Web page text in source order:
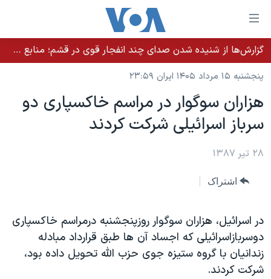
لینکهای
قابل
دسترسی
جهش
محتوای
اصلی
جهش
به
اصلی
به
جستجو
خانه
نسخه سبک وب‌سایت
موضوع ها
ایران
آمریکا
گزیده‌ها
ویژه برنامه‌ها
ویدیوها
برنامه های تلویزیونی
جدول برنامه ها
صفحه‌های ویژه
عملیات خشم حماسی
۲۵۰سالگی آمریکا
بایگانی برنامه‌های تلویزیونی
پخش رادیویی
یادگیری زبان انگلیسی
گزارش‌ها از شنیده شدن صدای چند انفجار قوی در قشم؛ منابع حکومتی می‌گویند درگیری در تنگه هرمز بود
پنجشنبه ۱۵ مرداد ۱۴۰۵ ایران ۲۳:۵۹
هزاران سوگوار در مراسم خاکسپاری دو
سرباز اسرائیلی شرکت کردند
۲۸ تیر ۱۳۸۷
اشتراک
در اسرائیل، هزاران سوگوار روزپنجشنبه درمراسم خاکسپاری
دوسربازاسرائیلی که اجساد آن ها طبق قرارداد مبادله
زندانیان با گروه ستیزه جوی حزب الله تحویل داده بود،
شرکت کردند.